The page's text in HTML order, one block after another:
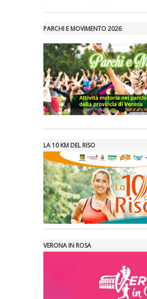
PARCHI E MOVIMENTO 2026
LA 10 KM DEL RISO
VERONA IN ROSA